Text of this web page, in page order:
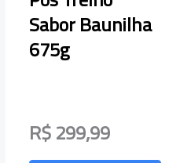
Sabor Baunilha
675g
R$ 299,99